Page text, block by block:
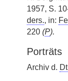
1957, S.
ders., in:
220 (P).
Porträts
Archiv d.